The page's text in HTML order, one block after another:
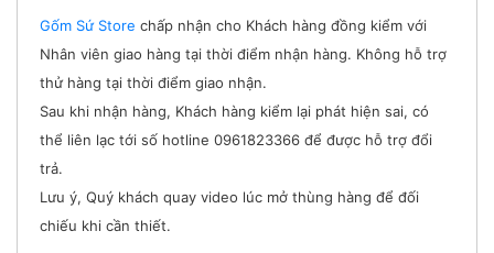
Gốm Sứ Store chấp nhận cho Khách hàng đồng kiểm với
Nhân viên giao hàng tại thời điểm nhận hàng. Không hỗ trợ
thử hàng tại thời điểm giao nhận.
Sau khi nhận hàng, Khách hàng kiểm lại phát hiện sai, có
thể liên lạc tới số hotline 0961823366 để được hỗ trợ đổi
trả.
Lưu ý, Quý khách quay video lúc mở thùng hàng để đối
chiếu khi cần thiết.